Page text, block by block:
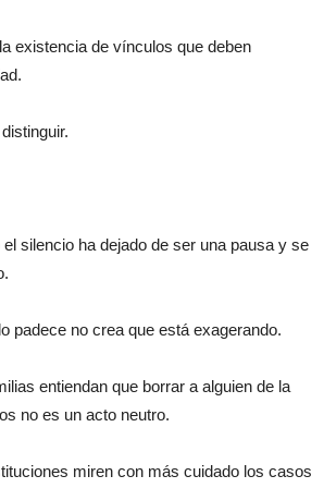
existencia de vínculos que deben
silencio ha dejado de ser una pausa y se
padece no crea que está exagerando.
entiendan que borrar a alguien de la
no es un acto neutro.
miren con más cuidado los casos